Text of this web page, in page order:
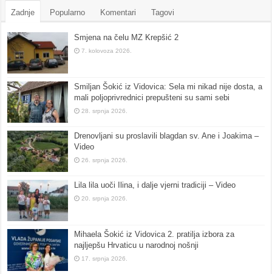
Zadnje Popularno Komentari Tagovi
Smjena na čelu MZ Krepšić 2
7. kolovoza 2026.
Smiljan Šokić iz Vidovica: Sela mi nikad nije dosta, a
mali poljoprivrednici prepušteni su sami sebi
28. srpnja 2026.
Drenovljani su proslavili blagdan sv. Ane i Joakima –
Video
26. srpnja 2026.
Lila lila uoči Ilina, i dalje vjerni tradiciji – Video
20. srpnja 2026.
Mihaela Šokić iz Vidovica 2. pratilja izbora za
najljepšu Hrvaticu u narodnoj nošnji
17. srpnja 2026.